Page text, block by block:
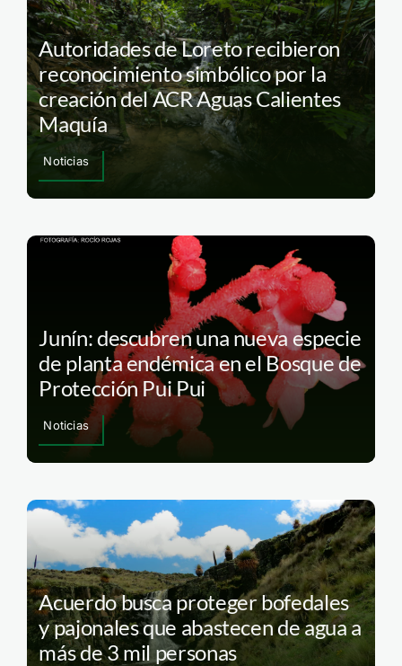
Autoridades de Loreto recibieron
reconocimiento simbólico por la
creación del ACR Aguas Calientes
Maquía
Noticias
Junín: descubren una nueva especie
de planta endémica en el Bosque de
Protección Pui Pui
Noticias
Acuerdo busca proteger bofedales
y pajonales que abastecen de agua a
más de 3 mil personas